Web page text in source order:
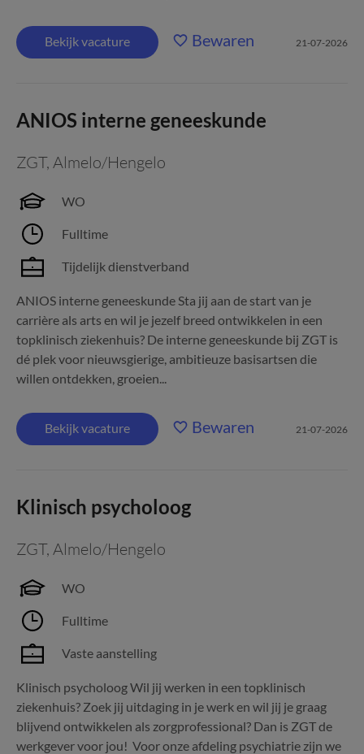
Bekijk vacature Bewaren 21-07-2026
ANIOS interne geneeskunde
ZGT, Almelo/Hengelo
WO
Fulltime
Tijdelijk dienstverband
ANIOS interne geneeskunde Sta jij aan de start van je
carrière als arts en wil je jezelf breed ontwikkelen in een
topklinisch ziekenhuis? De interne geneeskunde bij ZGT is
dé plek voor nieuwsgierige, ambitieuze basisartsen die
willen ontdekken, groeien...
Bekijk vacature Bewaren 21-07-2026
Klinisch psycholoog
ZGT, Almelo/Hengelo
WO
Fulltime
Vaste aanstelling
Klinisch psycholoog Wil jij werken in een topklinisch
ziekenhuis? Zoek jij uitdaging in je werk en wil jij je graag
blijvend ontwikkelen als zorgprofessional? Dan is ZGT de
werkgever voor jou! Voor onze afdeling psychiatrie zijn we